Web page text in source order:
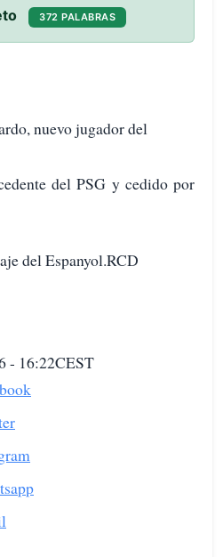
372 PALABRAS
nuevo jugador del
del PSG y cedido por
del Espanyol.RCD
- 16:22CEST